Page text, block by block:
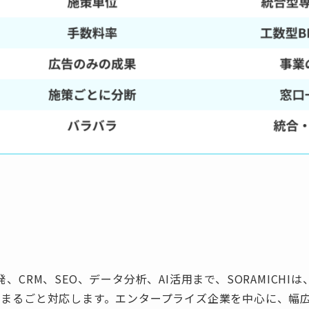
CRM、SEO、データ分析、AI活用まで、SORAMICHI
るごと対応します。エンタープライズ企業を中心に、幅